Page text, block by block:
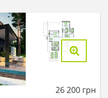
26 200 грн